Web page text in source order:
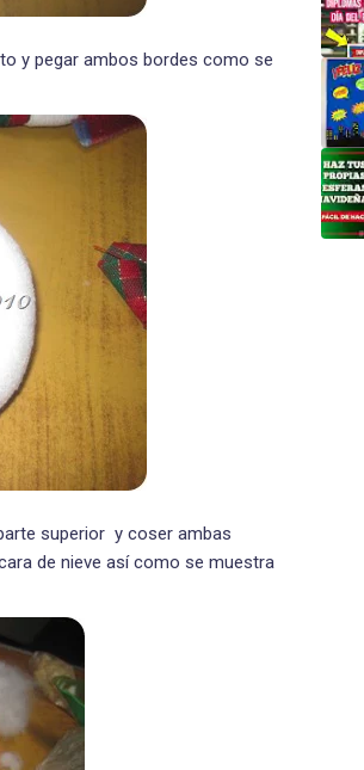
y pegar ambos bordes como se
superior y coser ambas
de nieve así como se muestra